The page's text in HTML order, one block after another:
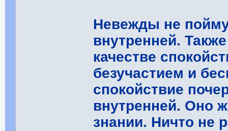
Невежды не
внутренней.
качестве
безучастием и
спокойствие
внутренней. Оно
знании. Ничто не